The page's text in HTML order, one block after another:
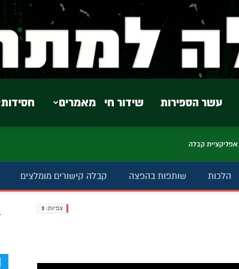
חסידות מאמרים שידור חי עשר הספירות
אפליקציית קבלה
הלכות שותפות בהפצה קבלה קישורים מומלצים
צפיות: 3